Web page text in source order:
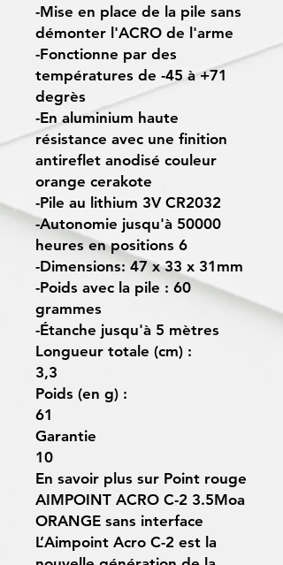
-Mise en place de la pile sans
démonter l'ACRO de l'arme
-Fonctionne par des
températures de -45 à +71
degrès
-En aluminium haute
résistance avec une finition
antireflet anodisé couleur
orange cerakote
-Pile au lithium 3V CR2032
-Autonomie jusqu'à 50000
heures en positions 6
-Dimensions: 47 x 33 x 31mm
-Poids avec la pile : 60
grammes
-Étanche jusqu'à 5 mètres
Longueur totale (cm) :
3,3
Poids (en g) :
61
Garantie
10
En savoir plus sur Point rouge
AIMPOINT ACRO C-2 3.5Moa
ORANGE sans interface
L’Aimpoint Acro C-2 est la